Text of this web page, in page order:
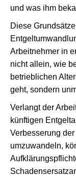
und was ihm
Diese
Arbeitnehmer in
nicht allein, wie
betrieblichen
geht, sondern
Verlangt der
künftigen
Verbesserung
umzuwandeln,